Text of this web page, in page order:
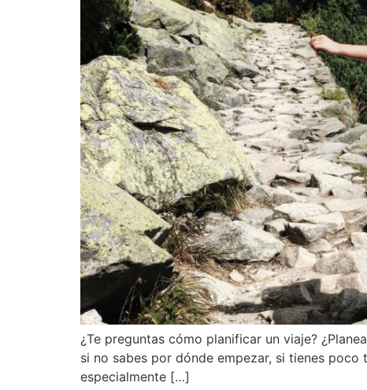
¿Te preguntas cómo planificar un viaje?
si no sabes por dónde empezar, si tienes
especialmente […]